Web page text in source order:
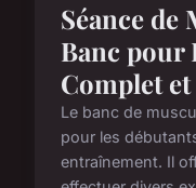
Séance de
Banc pour
Complet
Le banc de
pour les
entraînement. Il